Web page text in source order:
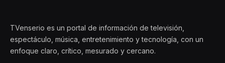
TVenserio es un portal de información de televisión,
espectáculo, música, entretenimiento y tecnología, con un
enfoque claro, crítico, mesurado y cercano.